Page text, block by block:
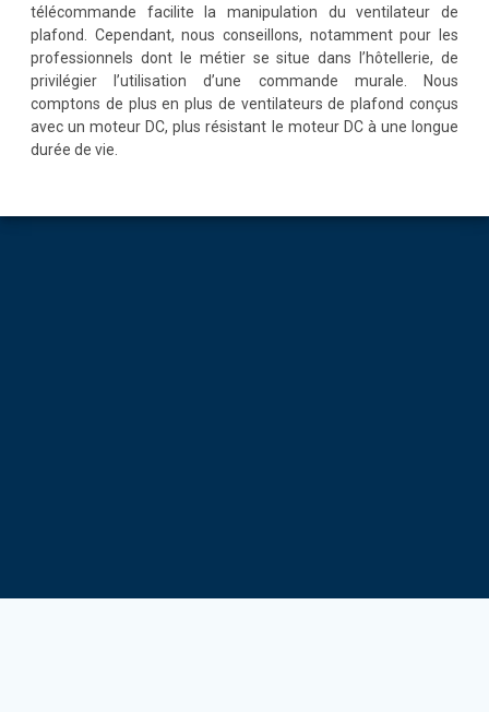
télécommande facilite la manipulation du ventilateur de
plafond. Cependant, nous conseillons, notamment pour les
professionnels dont le métier se situe dans l’hôtellerie, de
privilégier l’utilisation d’une commande murale. Nous
comptons de plus en plus de ventilateurs de plafond conçus
avec un moteur DC, plus résistant le moteur DC à une longue
durée de vie.